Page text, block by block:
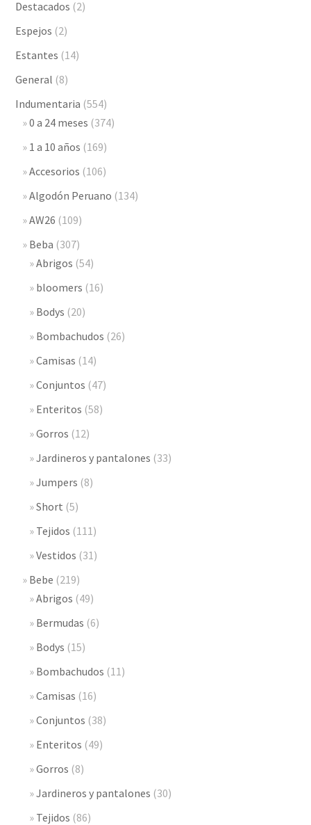
Destacados (2)
Espejos (2)
Estantes (14)
General (8)
Indumentaria (554)
0 a 24 meses (374)
1 a 10 años (169)
Accesorios (106)
Algodón Peruano (134)
AW26 (109)
Beba (307)
Abrigos (54)
bloomers (16)
Bodys (20)
Bombachudos (26)
Camisas (14)
Conjuntos (47)
Enteritos (58)
Gorros (12)
Jardineros y pantalones (33)
Jumpers (8)
Short (5)
Tejidos (111)
Vestidos (31)
Bebe (219)
Abrigos (49)
Bermudas (6)
Bodys (15)
Bombachudos (11)
Camisas (16)
Conjuntos (38)
Enteritos (49)
Gorros (8)
Jardineros y pantalones (30)
Tejidos (86)